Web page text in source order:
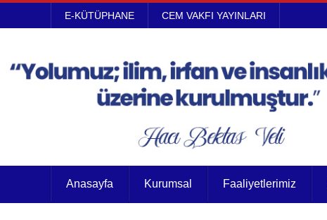
E-KÜTÜPHANE CEM VAKFI YAYINLARI
Anasayfa Kurumsal Faaliyetlerimiz